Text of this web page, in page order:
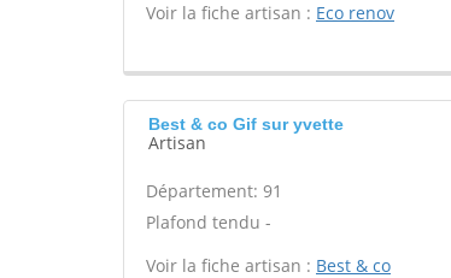
Voir la fiche artisan : Eco renov
Best & co Gif sur yvette
Artisan
Département: 91
Plafond tendu -
Voir la fiche artisan : Best & co